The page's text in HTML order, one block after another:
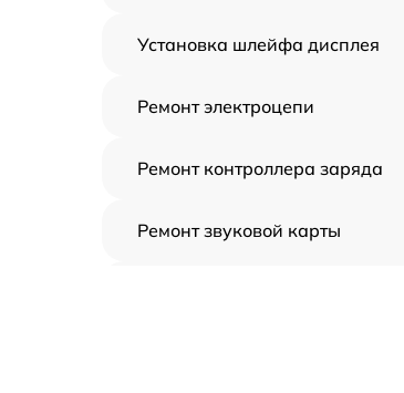
Установка шлейфа дисплея
Ремонт электроцепи
Ремонт контроллера заряда
Ремонт звуковой карты